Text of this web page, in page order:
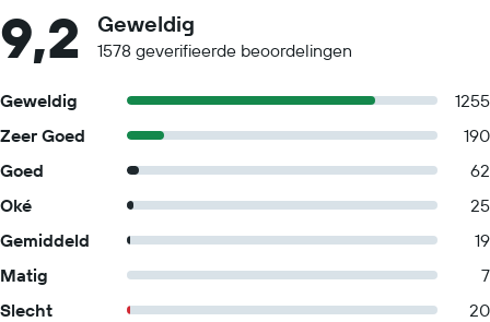
9,2 Geweldig
1578 geverifieerde beoordelingen
Geweldig
1255
Zeer Goed
190
Goed
62
Oké
25
Gemiddeld
19
Matig
7
Slecht
20